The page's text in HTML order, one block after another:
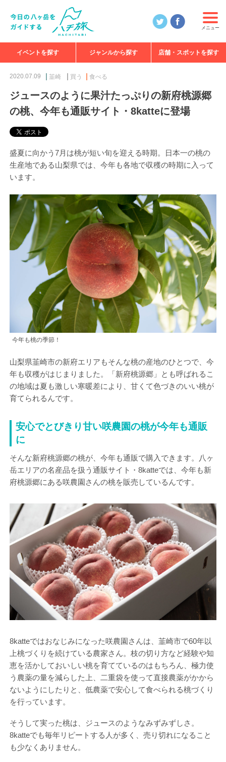
メニュー
イベントを探す ジャンルから探す 店舗・スポットを探す
2020.07.09 韮崎 買う 食べる
ジュースのように果汁たっぷりの新府桃源郷
の桃、今年も通販サイト・8katteに登場
盛夏に向かう7月は桃が短い旬を迎える時期。日本一の桃の
生産地である山梨県では、今年も各地で収穫の時期に入って
います。
今年も桃の季節！
山梨県韮崎市の新府エリアもそんな桃の産地のひとつで、今
年も収穫がはじまりました。「新府桃源郷」とも呼ばれるこ
の地域は夏も激しい寒暖差により、甘くて色づきのいい桃が
育てられるんです。
安心でとびきり甘い咲農園の桃が今年も通販
に
そんな新府桃源郷の桃が、今年も通販で購入できます。八ヶ
岳エリアの名産品を扱う通販サイト・8katteでは、今年も新
府桃源郷にある咲農園さんの桃を販売しているんです。
8katteではおなじみになった咲農園さんは、韮崎市で60年以
上桃づくりを続けている農家さん。枝の切り方など経験や知
恵を活かしておいしい桃を育てているのはもちろん、極力使
う農薬の量を減らした上、二重袋を使って直接農薬がかから
ないようにしたりと、低農薬で安心して食べられる桃づくり
を行っています。
そうして実った桃は、ジュースのようなみずみずしさ。
8katteでも毎年リピートする人が多く、売り切れになること
も少なくありません。